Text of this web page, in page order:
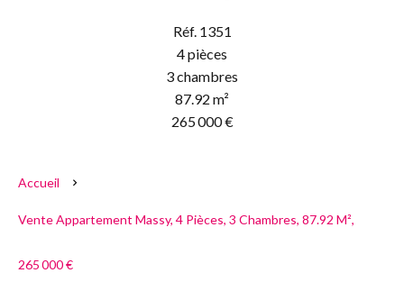
Réf. 1351
4 pièces
3 chambres
87.92 m²
265 000 €
Accueil
Vente Appartement Massy, 4 Pièces, 3 Chambres, 87.92 M²,
265 000 €